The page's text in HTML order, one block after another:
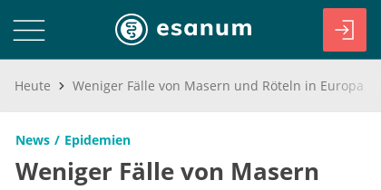
Heute Weniger Fälle von Masern und Röteln in Europa
News Epidemien
Weniger Fälle von Masern